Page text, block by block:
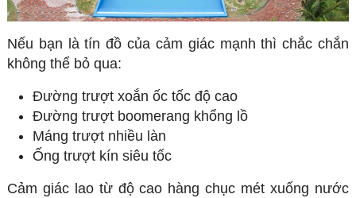
Nếu bạn là tín đồ của cảm giác mạnh thì chắc chắn
không thể bỏ qua:
Đường trượt xoắn ốc tốc độ cao
Đường trượt boomerang khổng lồ
Máng trượt nhiều làn
Ống trượt kín siêu tốc
Cảm giác lao từ độ cao hàng chục mét xuống nước